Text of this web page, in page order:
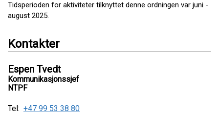
Tidsperioden for aktiviteter tilknyttet denne ordningen var juni -
august 2025.
Kontakter
Espen Tvedt
Kommunikasjonssjef
NTPF
Tel: +47 99 53 38 80